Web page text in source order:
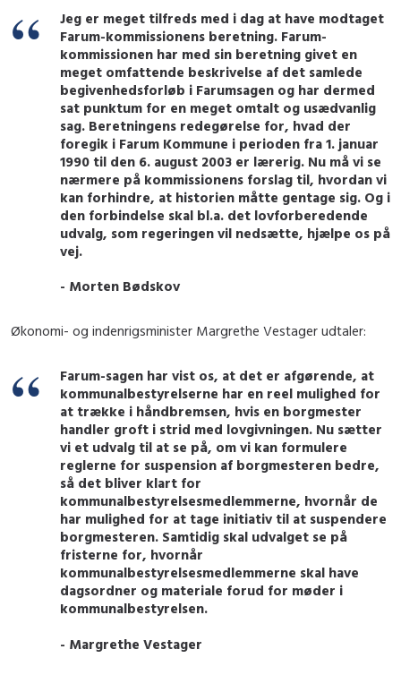
Jeg er meget tilfreds med i dag at have modtaget
Farum-kommissionens beretning. Farum-
kommissionen har med sin beretning givet en
meget omfattende beskrivelse af det samlede
begivenhedsforløb i Farumsagen og har dermed
sat punktum for en meget omtalt og usædvanlig
sag. Beretningens redegørelse for, hvad der
foregik i Farum Kommune i perioden fra 1. januar
1990 til den 6. august 2003 er lærerig. Nu må vi se
nærmere på kommissionens forslag til, hvordan vi
kan forhindre, at historien måtte gentage sig. Og i
den forbindelse skal bl.a. det lovforberedende
udvalg, som regeringen vil nedsætte, hjælpe os på
vej.
- Morten Bødskov
Økonomi- og indenrigsminister Margrethe Vestager udtaler:
Farum-sagen har vist os, at det er afgørende, at
kommunalbestyrelserne har en reel mulighed for
at trække i håndbremsen, hvis en borgmester
handler groft i strid med lovgivningen. Nu sætter
vi et udvalg til at se på, om vi kan formulere
reglerne for suspension af borgmesteren bedre,
så det bliver klart for
kommunalbestyrelsesmedlemmerne, hvornår de
har mulighed for at tage initiativ til at suspendere
borgmesteren. Samtidig skal udvalget se på
fristerne for, hvornår
kommunalbestyrelsesmedlemmerne skal have
dagsordner og materiale forud for møder i
kommunalbestyrelsen.
- Margrethe Vestager